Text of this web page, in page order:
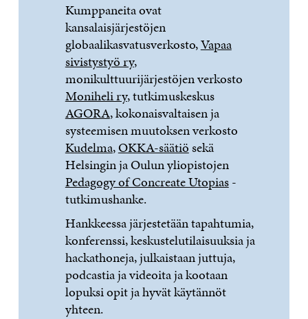
Kumppaneita ovat
kansalaisjärjestöjen
globaalikasvatusverkosto,Vapaa
sivistystyö ry,
monikulttuurijärjestöjen verkosto
Moniheli ry, tutkimuskeskus
AGORA, kokonaisvaltaisen ja
systeemisen muutoksen verkosto
Kudelma,OKKA-säätiösekä
Helsingin ja Oulun yliopistojen
Pedagogy of Concreate Utopias-
tutkimushanke.
Hankkeessa järjestetään tapahtumia,
konferenssi, keskustelutilaisuuksia ja
hackathoneja, julkaistaan juttuja,
podcastia ja videoita ja kootaan
lopuksi opit ja hyvät käytännöt
yhteen.